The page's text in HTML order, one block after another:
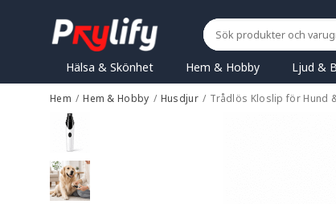
Hälsa & Skönhet Hem & Hobby Ljud &
Hem / Hem & Hobby / Husdjur / Trådlös Kloslip för Hund